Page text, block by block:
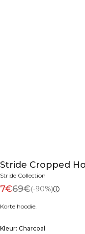
Stride Cropped
Stride Collection
7€69€(-90%)
Korte hoodie.
Kleur: Charcoal